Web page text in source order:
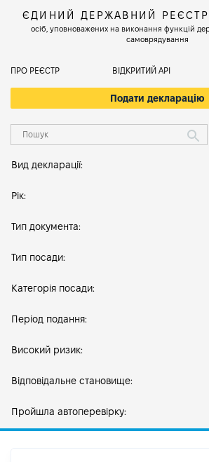
ЄДИНИЙ ДЕРЖАВНИЙ РЕЄСТР
осіб, уповноважених на виконання функцій
самоврядування
ПРО РЕЄСТР ВІДКРИТИЙ АРІ
Подати декларацію
Вид декларації:
Рік:
Тип документа:
Тип посади:
Категорія посади:
Період подання:
Високий ризик:
Відповідальне становище:
Пройшла автоперевірку: